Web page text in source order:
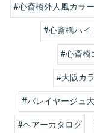
#心斎橋外人風カラ
#心斎橋ハイ
#心斎橋
#大阪カ
#バレイヤージュ
#ヘアーカタログ